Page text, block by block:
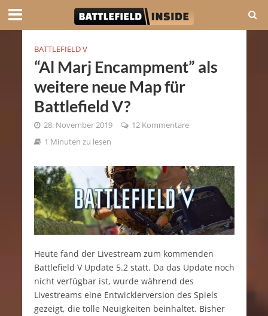
BATTLEFIELD V
“Al Marj Encampment” als
weitere neue Map für
Battlefield V?
28. November 2019
12 Kommentare
1 Minuten zu lesen
Heute fand der Livestream zum kommenden
Battlefield V Update 5.2 statt. Da das Update noch
nicht verfügbar ist, wurde während des
Livestreams eine Entwicklerversion des Spiels
gezeigt, die tolle Neuigkeiten beinhaltet. Bisher